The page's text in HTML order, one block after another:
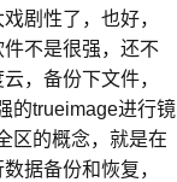
剧性了，也好，
不是很强，还不
，备份下文件，
的trueimage进行镜
区的概念，就是在
据备份和恢复，